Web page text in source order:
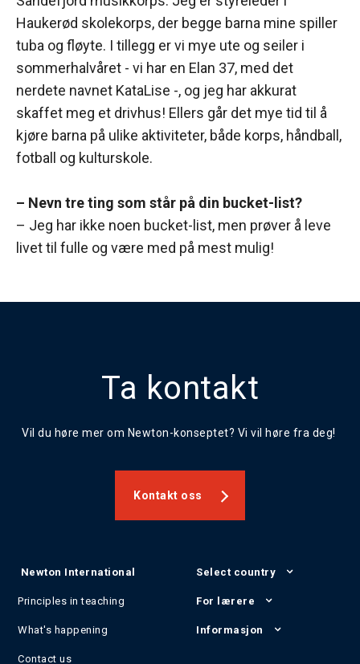
Haukerød skolekorps, der begge barna mine spiller
tuba og fløyte. I tillegg er vi mye ute og seiler i
sommerhalvåret - vi har en Elan 37, med det
nerdete navnet KataLise -, og jeg har akkurat
skaffet meg et drivhus! Ellers går det mye tid til å
kjøre barna på ulike aktiviteter, både korps, håndball,
fotball og kulturskole.
– Nevn tre ting som står på din bucket-list?
– Jeg har ikke noen bucket-list, men prøver å leve
livet til fulle og være med på mest mulig!
Ta kontakt
Vil du høre mer om Newton-konseptet? Vi vil høre fra deg!
Kontakt oss
Newton International
Principles in teaching
What's happening
Contact us
Select country
For lærere
Informasjon